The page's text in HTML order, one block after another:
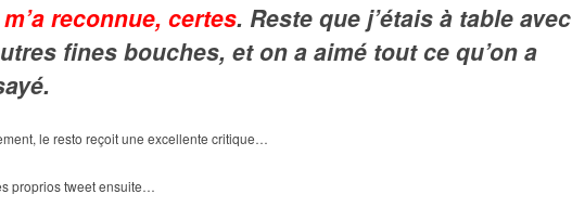
m’a reconnue, certes. Reste que j’étais à table avec
fines bouches, et on a aimé tout ce qu’on a
le resto reçoit une excellente critique…
proprios tweet ensuite…